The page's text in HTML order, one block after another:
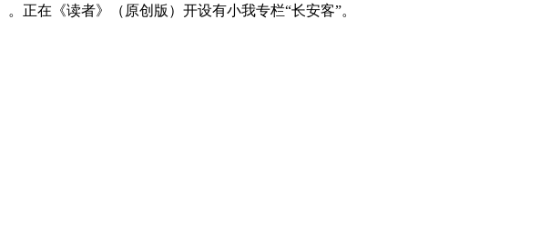
正在《读者》（原创版）开设有小我专栏“长安客”。